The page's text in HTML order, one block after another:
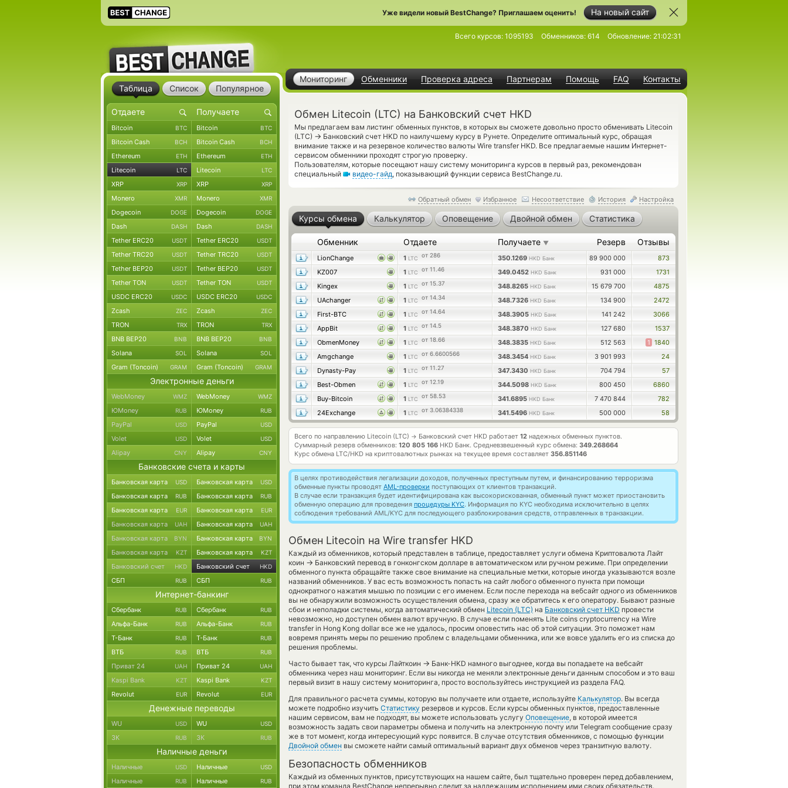
На новый сайт
Уже видели новый BestChange? Приглашаем оценить!
Мониторинг Обменники Проверка адреса Партнерам Помощь FAQ Контакты
Всего курсов: 1095193 Обменников: 614 Обновление: 21:02:31
Обмен Litecoin (LTC) на Банковский счет HKD
Мы предлагаем вам листинг обменных пунктов, в которых вы сможете довольно просто обменивать Litecoin
(LTC) → Банковский счет HKD по наилучшему курсу в Рунете. Определите оптимальный курс, обращая
внимание также и на резервное количество валюты Wire transfer HKD. Все предлагаемые нашим Интернет-
сервисом обменники проходят строгую проверку.
Пользователям, которые посещают нашу систему мониторинга курсов в первый раз, рекомендован
специальный
видео-гайд, показывающий функции сервиса BestChange.ru.
Обратный обмен Избранное Несоответствие История Настройка
Курсы обмена Калькулятор Оповещение Двойной обмен Статистика
Обменник Отдаете Получаете ▼ Резерв Отзывы
LionChange 1 LTC от 286 350.1269 HKD Банк 89 900 000
873
KZ007
1 LTC от 11.46 349.0452 HKD Банк 931 000
1731
Kingex
1 LTC от 15.37 348.8265 HKD Банк 15 679 700
4875
UAchanger
1 LTC от 14.34 348.7326 HKD Банк 134 900
2472
First-BTC
1 LTC от 14.64 348.3905 HKD Банк 141 242
3066
AppBit
1 LTC от 14.5 348.3870 HKD Банк 127 680
1537
ObmenMoney
1 LTC от 18.66 348.3835 HKD Банк 512 563 1 1840
Amgchange
1 LTC от 6.6600566 348.3454 HKD Банк 3 901 993
24
Dynasty-Pay
1 LTC от 11.27 347.3430 HKD Банк 704 794
57
Best-Obmen
1 LTC от 12.19 344.5098 HKD Банк 800 450
6860
Buy-Bitcoin
1 LTC от 58.53 341.6895 HKD Банк 7 470 844
782
24Exchange
1 LTC от 3.06384338 341.5496 HKD Банк 500 000 58
Всего по направлению Litecoin (LTC) → Банковский счет HKD работает 12 надежных обменных пунктов.
Суммарный резерв обменников: 120 805 166 HKD Банк. Средневзвешенный курс обмена: 349.268664
Курс обмена LTC/HKD на криптовалютных рынках на текущее время составляет 356.851146
В целях противодействия легализации доходов, полученных преступным путем, и финансированию терроризма
обменные пункты проводят AML-проверки поступающих от клиентов транзакций.
В случае если транзакция будет идентифицирована как высокорискованная, обменный пункт может приостановить
обменную операцию для проведения процедуры KYC. Информация по KYC необходима исключительно в целях
соблюдения требований AML/KYC для последующего разблокирования средств, отправленных в транзакции.
Обмен Litecoin на Wire transfer HKD
Каждый из обменников, который представлен в таблице, предоставляет услуги обмена Криптовалюта Лайт
коин → Банковский перевод в гонконгском долларе в автоматическом или ручном режиме. При определении
обменного пункта обращайте также свое внимание на специальные метки, которые иногда указываются возле
названий обменников. У вас есть возможность попасть на сайт любого обменного пункта при помощи
однократного нажатия мышью по позиции с его именем. Если после перехода на вебсайт одного из обменников
вы не обнаружили возможность осуществления обмена, сразу же обратитесь к его оператору. Бывают разные
сбои и неполадки системы, когда автоматический обмен Litecoin (LTC) на Банковский счет HKD провести
невозможно, но доступен обмен валют вручную. В случае если поменять Lite coins cryptocurrency на Wire
transfer in Hong Kong dollar все же не удалось, просим оповестить нас об этой ситуации. Это поможет нам
вовремя принять меры по решению проблем с владельцами обменника, или же вовсе удалить его из списка до
решения проблемы.
Часто бывает так, что курсы Лайткоин → Банк-HKD намного выгоднее, когда вы попадаете на вебсайт
обменника через наш мониторинг. Если вы никогда не меняли электронные деньги данным способом и это ваш
первый визит в нашу систему мониторинга, просто воспользуйтесь инструкцией из раздела FAQ.
Для правильного расчета суммы, которую вы получаете или отдаете, используйте Калькулятор. Вы всегда
можете подробно изучить Статистику резервов и курсов. Если курсы обменных пунктов, предоставленные
нашим сервисом, вам не подходят, вы можете использовать услугу Оповещение, в которой имеется
возможность задать свои параметры обмена и получить на электронную почту или Telegram сообщение сразу
же в тот момент, когда интересующий курс появится. В случае отсутствия обменников, с помощью функции
Двойной обмен вы сможете найти самый оптимальный вариант двух обменов через транзитную валюту.
Безопасность обменников
Каждый из обменных пунктов, присутствующих на нашем сайте, был тщательно проверен перед добавлением,
при этом команда BestChange непрерывно следит за надлежащим исполнением ими своих обязательств.
Таблица Список Популярное
Bitcoin BTC Bitcoin BTC
Bitcoin Cash BCH Bitcoin Cash BCH
Ethereum ETH Ethereum ETH
Litecoin LTC Litecoin LTC
XRP XRP XRP XRP
Monero XMR Monero XMR
Dogecoin DOGE Dogecoin DOGE
Dash DASH Dash DASH
Tether ERC20 USDT Tether ERC20 USDT
Tether TRC20 USDT Tether TRC20 USDT
Tether BEP20 USDT Tether BEP20 USDT
Tether TON USDT Tether TON USDT
USDC ERC20 USDC USDC ERC20 USDC
Zcash ZEC Zcash ZEC
TRON TRX TRON TRX
BNB BEP20 BNB BNB BEP20 BNB
Solana SOL Solana SOL
Gram (Toncoin) GRAM Gram (Toncoin) GRAM
Электронные деньги
WebMoney WMZ WebMoney WMZ
ЮMoney RUB ЮMoney RUB
PayPal USD PayPal USD
Volet USD Volet USD
Alipay CNY Alipay CNY
Банковские счета и карты
Банковская карта USD Банковская карта USD
Банковская карта RUB Банковская карта RUB
Банковская карта EUR Банковская карта EUR
Банковская карта UAH Банковская карта UAH
Банковская карта BYN Банковская карта BYN
Банковская карта KZT Банковская карта KZT
Банковский счет HKD Банковский счет HKD
СБП RUB СБП RUB
Интернет-банкинг
Сбербанк RUB Сбербанк RUB
Альфа-Банк RUB Альфа-Банк RUB
Т-Банк RUB Т-Банк RUB
ВТБ RUB ВТБ RUB
Приват 24 UAH Приват 24 UAH
Kaspi Bank KZT Kaspi Bank KZT
Revolut EUR Revolut EUR
Денежные переводы
WU USD WU USD
ЗК RUB ЗК RUB
Наличные деньги
Наличные USD Наличные USD
Наличные RUB Наличные RUB